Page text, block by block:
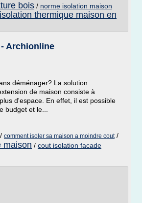
bois / norme isolation maison
isolation thermique maison en
Archionline
déménager? La solution
de maison consiste à
d'espace. En effet, il est possible
budget et le...
comment isoler sa maison a moindre cout/
maison / cout isolation facade